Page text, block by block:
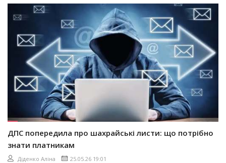
ДПС попередила про шахрайські листи: що потрібно
знати платникам
Діденко Аліна 25.05.26 19:01